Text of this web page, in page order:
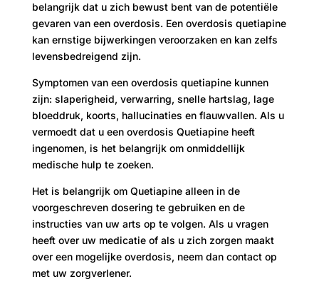
belangrijk dat u zich bewust bent van de potentiële
gevaren van een overdosis. Een overdosis quetiapine
kan ernstige bijwerkingen veroorzaken en kan zelfs
levensbedreigend zijn.
Symptomen van een overdosis quetiapine kunnen
zijn: slaperigheid, verwarring, snelle hartslag, lage
bloeddruk, koorts, hallucinaties en flauwvallen. Als u
vermoedt dat u een overdosis Quetiapine heeft
ingenomen, is het belangrijk om onmiddellijk
medische hulp te zoeken.
Het is belangrijk om Quetiapine alleen in de
voorgeschreven dosering te gebruiken en de
instructies van uw arts op te volgen. Als u vragen
heeft over uw medicatie of als u zich zorgen maakt
over een mogelijke overdosis, neem dan contact op
met uw zorgverlener.